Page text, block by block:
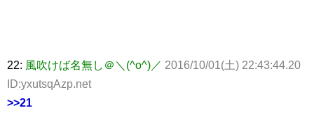
22: 風吹けば名無し＠＼(^o^)／ 2016/10/01(土) 22:43:44.20
ID:yxutsqAzp.net
>>21